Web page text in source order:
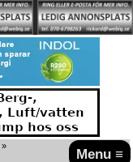
Menu ≡
»